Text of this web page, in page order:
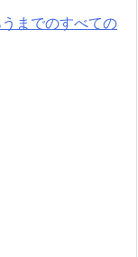
までのすべての